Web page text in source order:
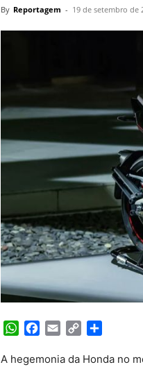
By Reportagem - 19 de setembro de
WhatsApp
Facebook
Email Copy
A hegemonia da Honda no